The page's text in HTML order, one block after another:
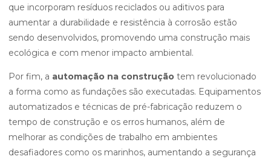
que incorporam resíduos reciclados ou aditivos para
aumentar a durabilidade e resistência à corrosão estão
sendo desenvolvidos, promovendo uma construção mais
ecológica e com menor impacto ambiental.
Por fim, a automação na construção tem revolucionado
a forma como as fundações são executadas. Equipamentos
automatizados e técnicas de pré-fabricação reduzem o
tempo de construção e os erros humanos, além de
melhorar as condições de trabalho em ambientes
desafiadores como os marinhos, aumentando a segurança